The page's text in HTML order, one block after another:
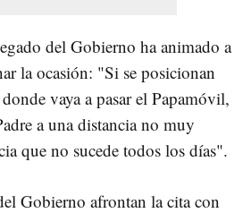
del Gobierno ha animado a
la ocasión: "Si se posicionan
vaya a pasar el Papamóvil,
a una distancia no muy
que no sucede todos los días".
Gobierno afrontan la cita con